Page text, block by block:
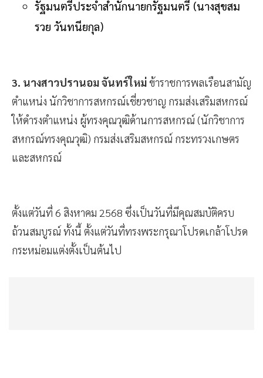
รัฐมนตรีประจำสำนักนายกรัฐมนตรี (นางสุขสม
รวย วันทนียกุล)
3. นางสาวปรานอม จันทร์ใหม่ข้าราชการพลเรือนสามัญ
ตำแหน่ง นักวิชาการสหกรณ์เชี่ยวชาญ กรมส่งเสริมสหกรณ์
ให้ดำรงตำแหน่ง ผู้ทรงคุณวุฒิด้านการสหกรณ์ (นักวิชาการ
สหกรณ์ทรงคุณวุฒิ) กรมส่งเสริมสหกรณ์ กระทรวงเกษตร
และสหกรณ์
ตั้งแต่วันที่ 6 สิงหาคม 2568 ซึ่งเป็นวันที่มีคุณสมบัติครบ
ถ้วนสมบูรณ์ ทั้งนี้ ตั้งแต่วันที่ทรงพระกรุณาโปรดเกล้าโปรด
กระหม่อมแต่งตั้งเป็นต้นไป